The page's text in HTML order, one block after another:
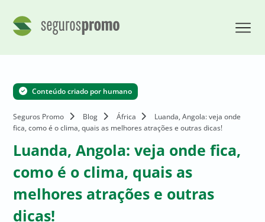
Conteúdo criado por humano
Seguros Promo Blog África
Luanda, Angola: veja onde
fica, como é o clima, quais as melhores atrações e outras dicas!
Luanda, Angola: veja onde fica,
como é o clima, quais as
melhores atrações e outras
dicas!